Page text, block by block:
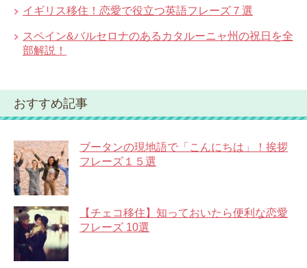
イギリス移住！恋愛で役立つ英語フレーズ７選
スペイン&バルセロナのあるカタルーニャ州の祝日を全
部解説！
おすすめ記事
ブータンの現地語で「こんにちは」！挨拶
フレーズ１５選
【チェコ移住】知っておいたら便利な恋愛
フレーズ 10選